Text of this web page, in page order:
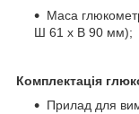
Маса
Ш 61 х В 90 мм);
Комплектація
Прилад для